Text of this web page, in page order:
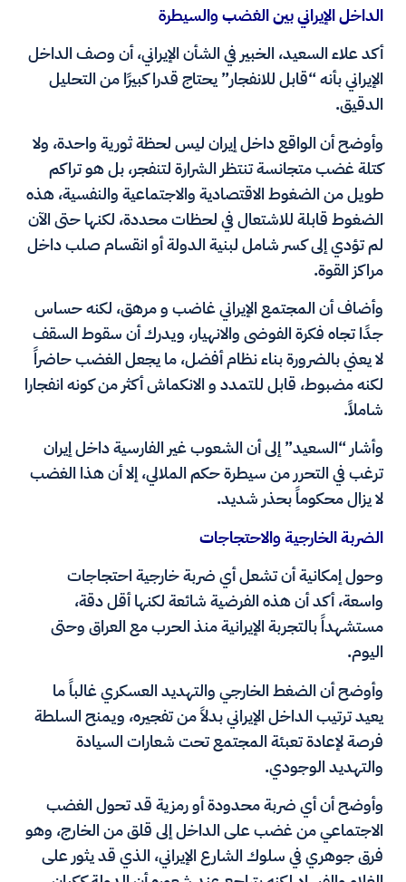
الداخل الإيراني بين الغضب والسيطرة
أكد علاء السعيد، الخبير في الشأن الإيراني، أن وصف الداخل
الإيراني بأنه “قابل للانفجار” يحتاج قدرا كبيرًا من التحليل
الدقيق.
وأوضح أن الواقع داخل إيران ليس لحظة ثورية واحدة، ولا
كتلة غضب متجانسة تنتظر الشرارة لتنفجر، بل هو تراكم
طويل من الضغوط الاقتصادية والاجتماعية والنفسية، هذه
الضغوط قابلة للاشتعال في لحظات محددة، لكنها حتى الآن
لم تؤدي إلى كسر شامل لبنية الدولة أو انقسام صلب داخل
مراكز القوة.
وأضاف أن المجتمع الإيراني غاضب و مرهق، لكنه حساس
جدًا تجاه فكرة الفوضى والانهيار، ويدرك أن سقوط السقف
لا يعني بالضرورة بناء نظام أفضل، ما يجعل الغضب حاضراً
لكنه مضبوط، قابل للتمدد و الانكماش أكثر من كونه انفجارا
شاملاً.
وأشار “السعيد” إلى أن الشعوب غير الفارسية داخل إيران
ترغب في التحرر من سيطرة حكم الملالي، إلا أن هذا الغضب
لا يزال محكوماً بحذر شديد.
الضربة الخارجية والاحتجاجات
وحول إمكانية أن تشعل أي ضربة خارجية احتجاجات
واسعة، أكد أن هذه الفرضية شائعة لكنها أقل دقة،
مستشهداً بالتجربة الإيرانية منذ الحرب مع العراق وحتى
اليوم.
وأوضح أن الضغط الخارجي والتهديد العسكري غالباً ما
يعيد ترتيب الداخل الإيراني بدلاً من تفجيره، ويمنح السلطة
فرصة لإعادة تعبئة المجتمع تحت شعارات السيادة
والتهديد الوجودي.
وأوضح أن أي ضربة محدودة أو رمزية قد تحول الغضب
الاجتماعي من غضب على الداخل إلى قلق من الخارج، وهو
فرق جوهري في سلوك الشارع الإيراني، الذي قد يثور على